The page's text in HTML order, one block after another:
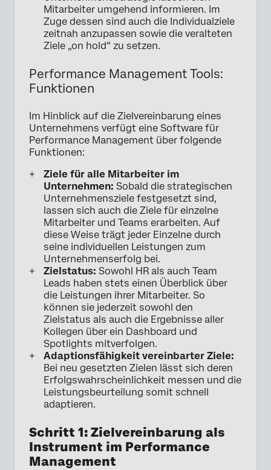
Mitarbeiter umgehend informieren. Im
Zuge dessen sind auch die Individualziele
zeitnah anzupassen sowie die veralteten
Ziele „on hold“ zu setzen.
Performance Management Tools:
Funktionen
Im Hinblick auf die Zielvereinbarung eines
Unternehmens verfügt eine Software für
Performance Management über folgende
Funktionen:
Ziele für alle Mitarbeiter im
Unternehmen: Sobald die strategischen
Unternehmensziele festgesetzt sind,
lassen sich auch die Ziele für einzelne
Mitarbeiter und Teams erarbeiten. Auf
diese Weise trägt jeder Einzelne durch
seine individuellen Leistungen zum
Unternehmenserfolg bei.
Zielstatus: Sowohl HR als auch Team
Leads haben stets einen Überblick über
die Leistungen ihrer Mitarbeiter. So
können sie jederzeit sowohl den
Zielstatus als auch die Ergebnisse aller
Kollegen über ein Dashboard und
Spotlights mitverfolgen.
Adaptionsfähigkeit vereinbarter Ziele:
Bei neu gesetzten Zielen lässt sich deren
Erfolgswahrscheinlichkeit messen und die
Leistungsbeurteilung somit schnell
adaptieren.
Schritt 1: Zielvereinbarung als
Instrument im Performance
Management